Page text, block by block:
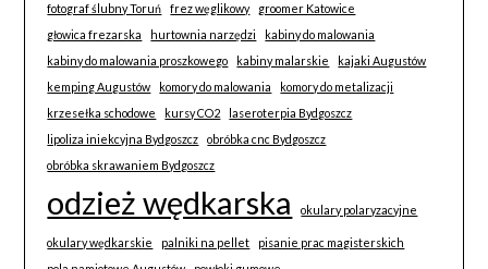
fotograf ślubny Toruń
frez węglikowy
groomer Katowice
głowica frezarska
hurtownia narzędzi
kabiny do malowania
kabiny do malowania proszkowego
kabiny malarskie
kajaki Augustów
kemping Augustów
komory do malowania
komory do metalizacji
krzesełka schodowe
kursy CO2
laseroterpia Bydgoszcz
lipoliza iniekcyjna Bydgoszcz
obróbka cnc Bydgoszcz
obróbka skrawaniem Bydgoszcz
odzież wędkarska okulary polaryzacyjne
okulary wędkarskie palniki na pellet
pisanie prac magisterskich